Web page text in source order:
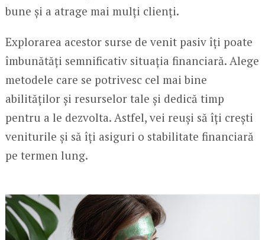
bune și a atrage mai mulți clienți.
Explorarea acestor surse de venit pasiv îți poate
îmbunătăți semnificativ situația financiară. Alege
metodele care se potrivesc cel mai bine
abilităților și resurselor tale și dedică timp
pentru a le dezvolta. Astfel, vei reuși să îți crești
veniturile și să îți asiguri o stabilitate financiară
pe termen lung.